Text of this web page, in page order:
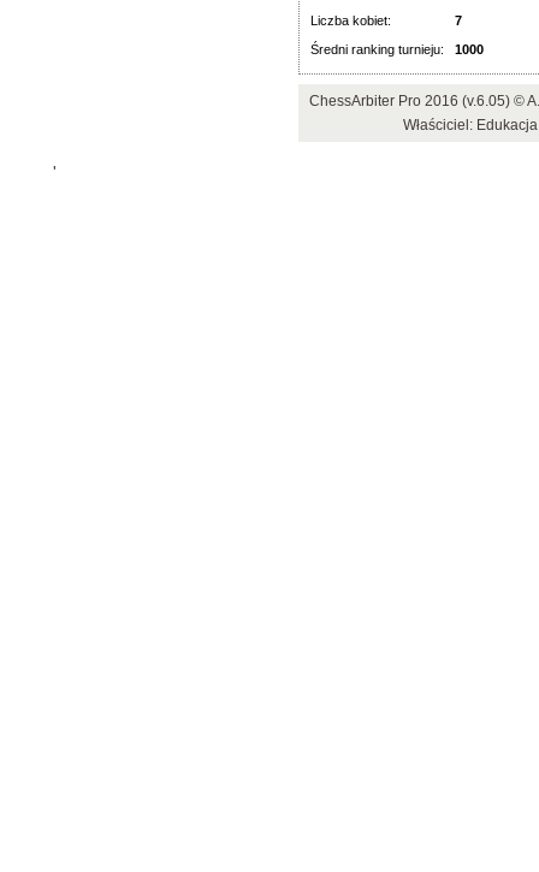
Liczba kobiet:
7
Średni ranking turnieju:
1000
ChessArbiter Pro 2016 (v.6.05) ©
Właściciel:
'